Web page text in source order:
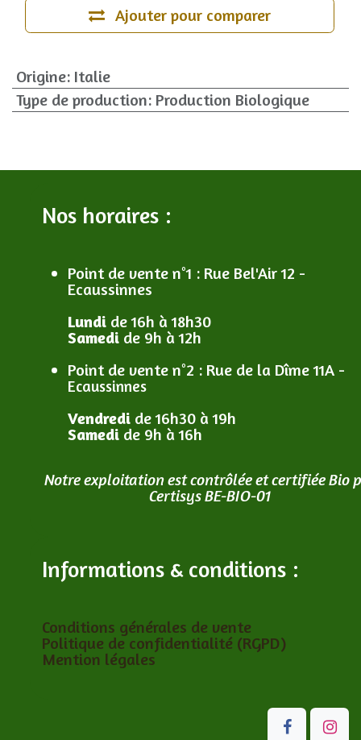
Ajouter pour comparer
Origine: Italie
Type de production: Production Biologique
Nos horaires :
Point de vente n°1 : Rue Bel'Air 12 -
Ecaussinnes
Lundi de 16h à 18h30
Samedi de 9h à 12h
Point de vente n°2 : Rue de la Dîme 11A -
Ecaussinnes
Vendredi de 16h30 à 19h
Samedi de 9h à 16h
Notre exploitation est contrôlée et certifiée Bio
Certisys BE-BIO-01
Informations & conditions :
Conditions générales de vente
Politique de confidentialité (RGPD)
Mention légales